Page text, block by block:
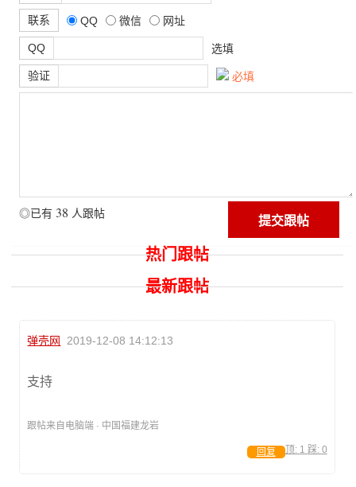
联系 QQ 微信 网址
QQ 选填
验证 必填
◎已有 38 人跟帖
热门跟帖
最新跟帖
弹壳网 2019-12-08 14:12:13
支持
跟帖来自电脑端 · 中国福建龙岩
顶: 1 踩: 0
回复